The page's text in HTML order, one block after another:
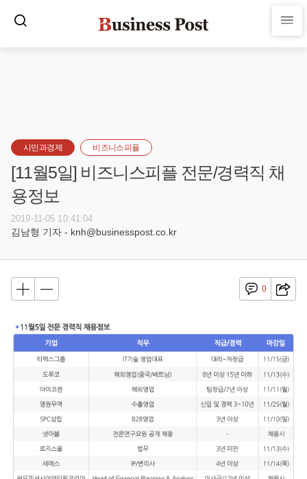
시민과경제 비즈니스피플
[11월5일] 비즈니스피플 전문/경력직 채
용정보
2019-11-05 10:41:04
김남형 기자 - knh@businesspost.co.kr
0